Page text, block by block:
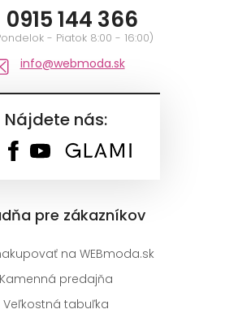
0915 144 366
- Piatok 8:00 - 16:00)
info@webmoda.sk
Nájdete nás:
pre zákazníkov
na WEBmoda.sk
Kamenná predajňa
Veľkostná tabuľka